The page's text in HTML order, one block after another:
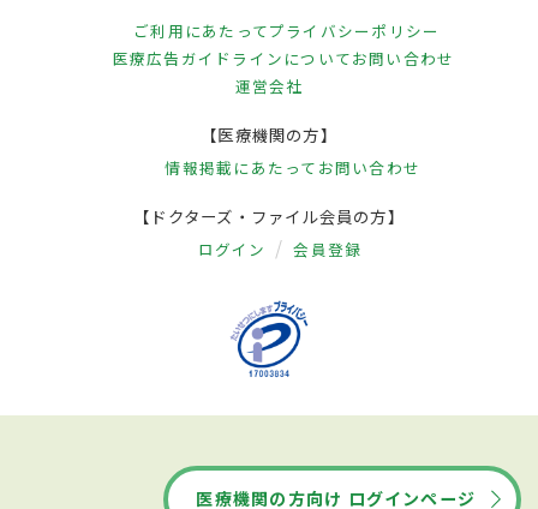
ご利用にあたってプライバシーポリシー
医療広告ガイドラインについてお問い合わせ
運営会社
【医療機関の方】
情報掲載にあたって お問い合わせ
【ドクターズ・ファイル会員の方】
ログイン 会員登録
医療機関の方向け ログインページ